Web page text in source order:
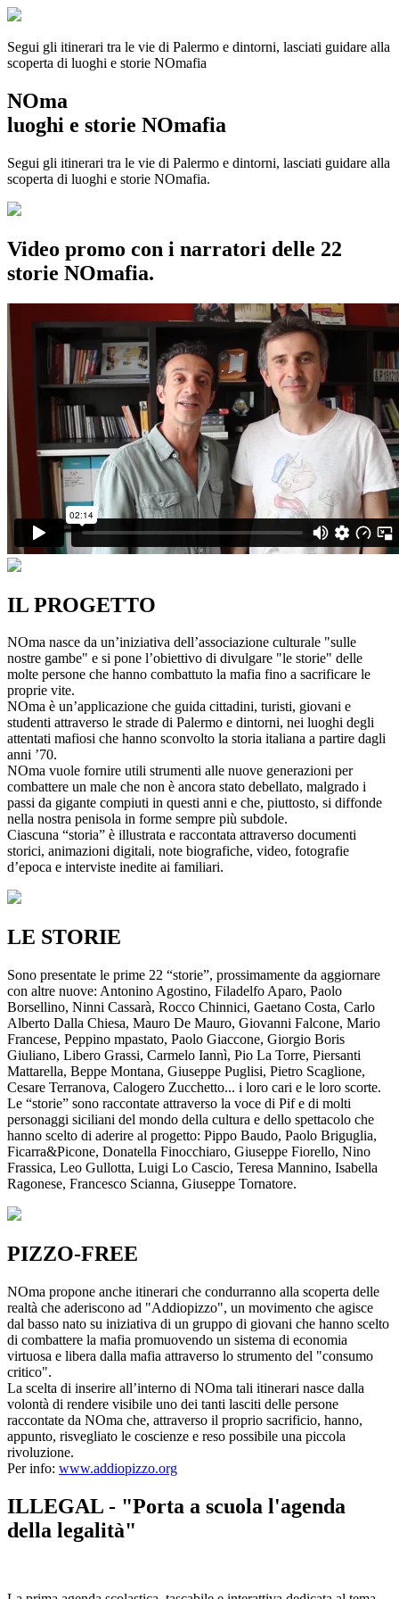
Segui gli itinerari tra le vie di Palermo e dintorni, lasciati guidare alla
scoperta di luoghi e storie NOmafia
NOma
luoghi e storie NOmafia
Segui gli itinerari tra le vie di Palermo e dintorni, lasciati guidare alla
scoperta di luoghi e storie NOmafia.
Video promo con i narratori delle 22
storie NOmafia.
IL PROGETTO
NOma nasce da un’iniziativa dell’associazione culturale "sulle
nostre gambe" e si pone l’obiettivo di divulgare "le storie" delle
molte persone che hanno combattuto la mafia fino a sacrificare le
proprie vite.
NOma è un’applicazione che guida cittadini, turisti, giovani e
studenti attraverso le strade di Palermo e dintorni, nei luoghi degli
attentati mafiosi che hanno sconvolto la storia italiana a partire dagli
anni ’70.
NOma vuole fornire utili strumenti alle nuove generazioni per
combattere un male che non è ancora stato debellato, malgrado i
passi da gigante compiuti in questi anni e che, piuttosto, si diffonde
nella nostra penisola in forme sempre più subdole.
Ciascuna “storia” è illustrata e raccontata attraverso documenti
storici, animazioni digitali, note biografiche, video, fotografie
d’epoca e interviste inedite ai familiari.
LE STORIE
Sono presentate le prime 22 “storie”, prossimamente da aggiornare
con altre nuove: Antonino Agostino, Filadelfo Aparo, Paolo
Borsellino, Ninni Cassarà, Rocco Chinnici, Gaetano Costa, Carlo
Alberto Dalla Chiesa, Mauro De Mauro, Giovanni Falcone, Mario
Francese, Peppino mpastato, Paolo Giaccone, Giorgio Boris
Giuliano, Libero Grassi, Carmelo Iannì, Pio La Torre, Piersanti
Mattarella, Beppe Montana, Giuseppe Puglisi, Pietro Scaglione,
Cesare Terranova, Calogero Zucchetto... i loro cari e le loro scorte.
Le “storie” sono raccontate attraverso la voce di Pif e di molti
personaggi siciliani del mondo della cultura e dello spettacolo che
hanno scelto di aderire al progetto: Pippo Baudo, Paolo Briguglia,
Ficarra&Picone, Donatella Finocchiaro, Giuseppe Fiorello, Nino
Frassica, Leo Gullotta, Luigi Lo Cascio, Teresa Mannino, Isabella
Ragonese, Francesco Scianna, Giuseppe Tornatore.
PIZZO-FREE
NOma propone anche itinerari che condurranno alla scoperta delle
realtà che aderiscono ad "Addiopizzo", un movimento che agisce
dal basso nato su iniziativa di un gruppo di giovani che hanno scelto
di combattere la mafia promuovendo un sistema di economia
virtuosa e libera dalla mafia attraverso lo strumento del "consumo
critico".
La scelta di inserire all’interno di NOma tali itinerari nasce dalla
volontà di rendere visibile uno dei tanti lasciti delle persone
raccontate da NOma che, attraverso il proprio sacrificio, hanno,
appunto, risvegliato le coscienze e reso possibile una piccola
rivoluzione.
Per info: www.addiopizzo.org
ILLEGAL - "Porta a scuola l'agenda
della legalità"